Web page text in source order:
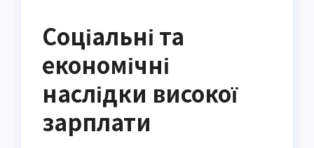
Соціальні та
економічні
наслідки високої
зарплати